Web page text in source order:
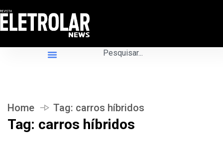
Home Tag: carros híbridos
Tag: carros híbridos